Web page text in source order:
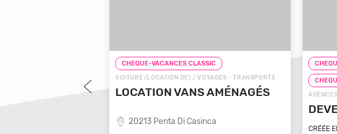
LOCALE
CHEQUE-VACANCES CLASSIC
VOITURE (LOCATION DE) / VOYAGES - TRANSPORTS
LOCATION VANS AMÉNAGÉS
20213 Penta Di Casinca
CRÉÉE